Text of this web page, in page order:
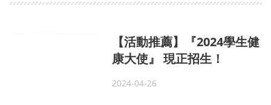
【活動推薦】『2024學生健
康大使』 現正招生！
2024-04-26